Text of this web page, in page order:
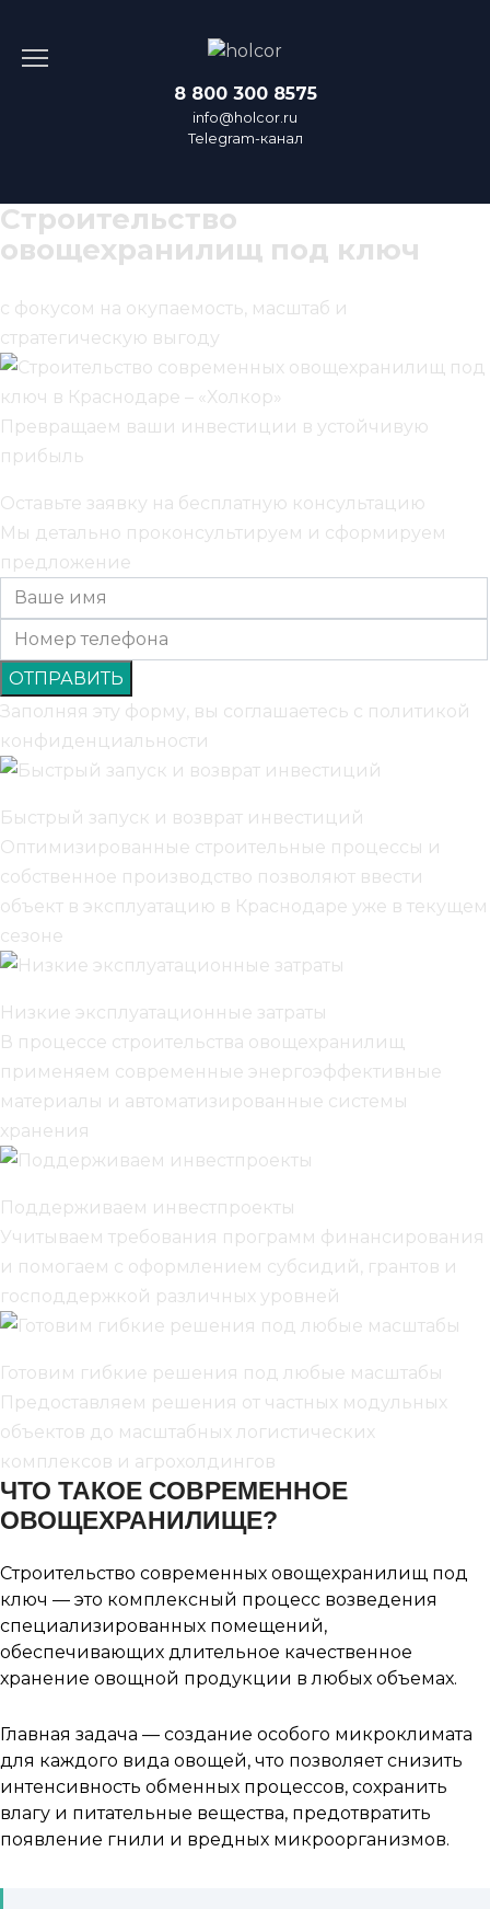
содержанию
8 800 300 8575
info@holcor.ru
Telegram-канал
Строительство
овощехранилищ под ключ
с фокусом на окупаемость, масштаб и
стратегическую выгоду
Превращаем ваши инвестиции в устойчивую
прибыль
Оставьте заявку на бесплатную консультацию
Мы детально проконсультируем и сформируем
предложение
Заполняя эту форму, вы соглашаетесь с политикой
конфиденциальности
Быстрый запуск и возврат инвестиций
Оптимизированные строительные процессы и
собственное производство позволяют ввести
объект в эксплуатацию в Краснодаре уже в текущем
сезоне
Низкие эксплуатационные затраты
В процессе строительства овощехранилищ
применяем современные энергоэффективные
материалы и автоматизированные системы
хранения
Поддерживаем инвестпроекты
Учитываем требования программ финансирования
и помогаем с оформлением субсидий, грантов и
господдержкой различных уровней
Готовим гибкие решения под любые масштабы
Предоставляем решения от частных модульных
объектов до масштабных логистических
комплексов и агрохолдингов
ЧТО ТАКОЕ СОВРЕМЕННОЕ
ОВОЩЕХРАНИЛИЩЕ?
Строительство современных овощехранилищ под
ключ — это комплексный процесс возведения
специализированных помещений,
обеспечивающих длительное качественное
хранение овощной продукции в любых объемах.
Главная задача — создание особого микроклимата
для каждого вида овощей, что позволяет снизить
интенсивность обменных процессов, сохранить
влагу и питательные вещества, предотвратить
появление гнили и вредных микроорганизмов.